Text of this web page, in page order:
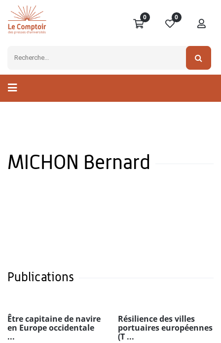
0 0
MICHON Bernard
Publications
Être capitaine de navire
en Europe occidentale
...
Résilience des villes
portuaires européennes
(T ...